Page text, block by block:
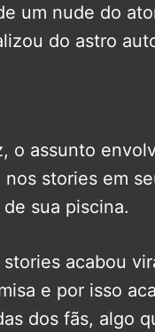
um nude do
do astro
o assunto
nos stories em
sua piscina.
acabou
e por isso
dos fãs, algo